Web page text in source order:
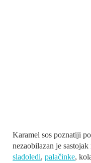
Karamel sos poznatiji
nezaobilazan je
sladoledi, palačinke,